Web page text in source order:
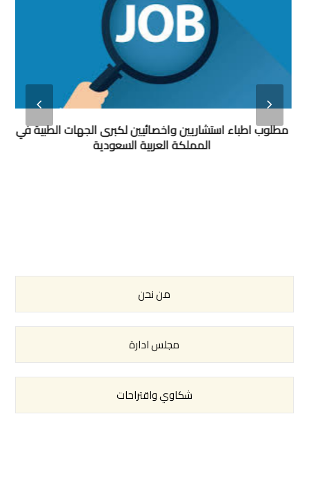
مطلوب اطباء استشاريين واخصائيين لكبرى الجهات الطبية في
المملكة العربية السعودية
previous
slide
next
slide
من نحن
مجلس ادارة
شكاوي واقتراحات